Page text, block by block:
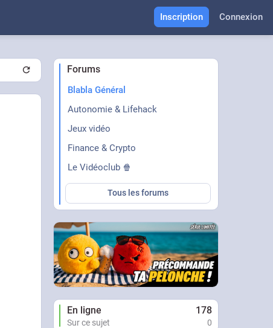
Inscription Connexion
Forums
Blabla Général
Autonomie & Lifehack
Jeux vidéo
Finance & Crypto
Le Vidéoclub 🍿
Tous les forums
En ligne 178
Sur ce sujet 0